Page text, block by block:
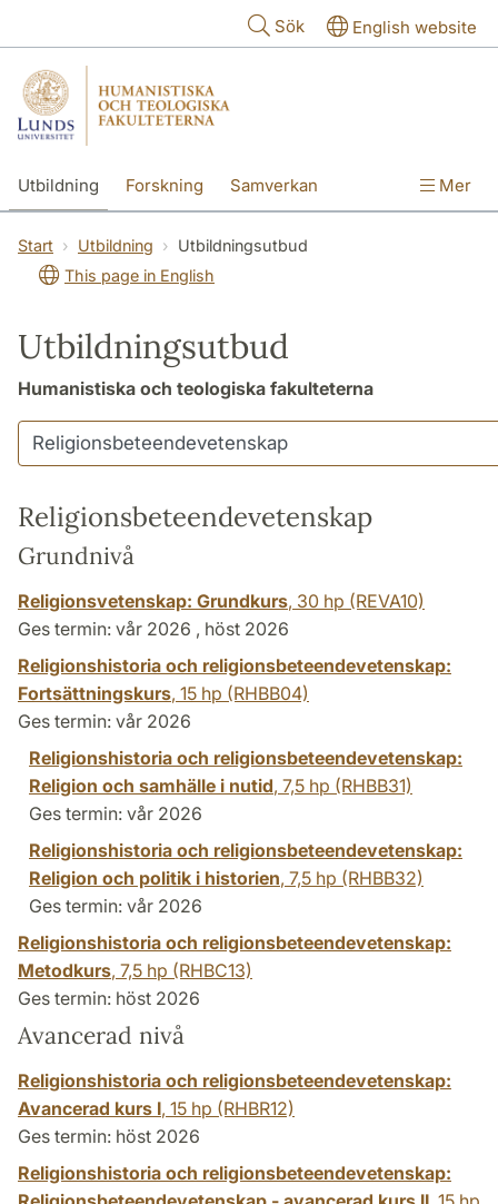
Sök English website
Utbildning Forskning Samverkan Mer
Start Utbildning
Utbildningsutbud
This page in English
Utbildningsutbud
Humanistiska och teologiska fakulteterna
Religionsbeteendevetenskap
Grundnivå
Religionsvetenskap: Grundkurs, 30 hp (REVA10)
Ges termin: vår 2026 , höst 2026
Religionshistoria och religionsbeteendevetenskap:
Fortsättningskurs, 15 hp (RHBB04)
Ges termin: vår 2026
Religionshistoria och religionsbeteendevetenskap:
Religion och samhälle i nutid, 7,5 hp (RHBB31)
Ges termin: vår 2026
Religionshistoria och religionsbeteendevetenskap:
Religion och politik i historien, 7,5 hp (RHBB32)
Ges termin: vår 2026
Religionshistoria och religionsbeteendevetenskap:
Metodkurs, 7,5 hp (RHBC13)
Ges termin: höst 2026
Avancerad nivå
Religionshistoria och religionsbeteendevetenskap:
Avancerad kurs I, 15 hp (RHBR12)
Ges termin: höst 2026
Religionshistoria och religionsbeteendevetenskap: